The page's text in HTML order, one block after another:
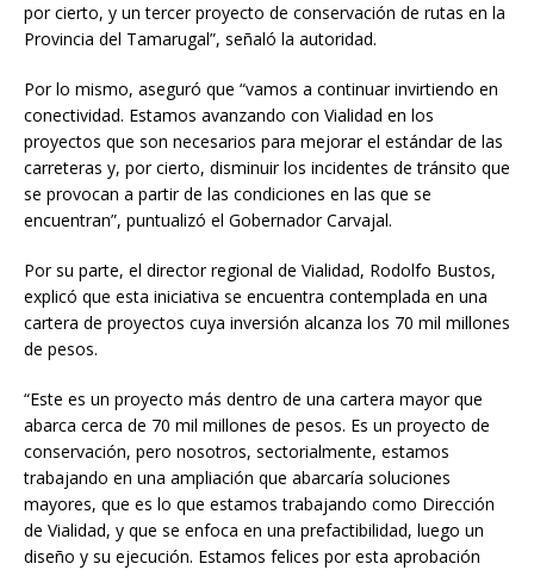
por cierto, y un tercer proyecto de conservación de rutas en la
Provincia del Tamarugal”, señaló la autoridad.
Por lo mismo, aseguró que “vamos a continuar invirtiendo en
conectividad. Estamos avanzando con Vialidad en los
proyectos que son necesarios para mejorar el estándar de las
carreteras y, por cierto, disminuir los incidentes de tránsito que
se provocan a partir de las condiciones en las que se
encuentran”, puntualizó el Gobernador Carvajal.
Por su parte, el director regional de Vialidad, Rodolfo Bustos,
explicó que esta iniciativa se encuentra contemplada en una
cartera de proyectos cuya inversión alcanza los 70 mil millones
de pesos.
“Este es un proyecto más dentro de una cartera mayor que
abarca cerca de 70 mil millones de pesos. Es un proyecto de
conservación, pero nosotros, sectorialmente, estamos
trabajando en una ampliación que abarcaría soluciones
mayores, que es lo que estamos trabajando como Dirección
de Vialidad, y que se enfoca en una prefactibilidad, luego un
diseño y su ejecución. Estamos felices por esta aprobación